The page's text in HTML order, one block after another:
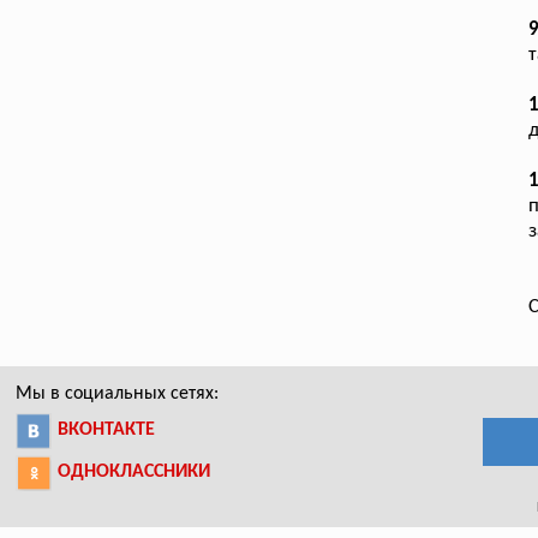
Мы в социальных сетях:
ВКОНТАКТЕ
ОДНОКЛАССНИКИ